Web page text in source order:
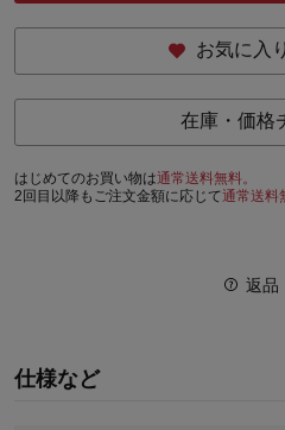
お気に入
在庫・価格
はじめてのお買い物は通常送料無料。
2回目以降もご注文金額に応じて通常送料
返品
仕様など